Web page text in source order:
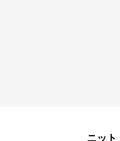
ニット